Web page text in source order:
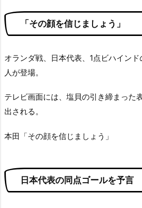
「その顔を信じましょう」
オランダ戦、日本代表、1点ビハイン
人が登場。
テレビ画面には、塩貝の引き締まった
出される。
本田「その顔を信じましょう」
日本代表の同点ゴールを予言